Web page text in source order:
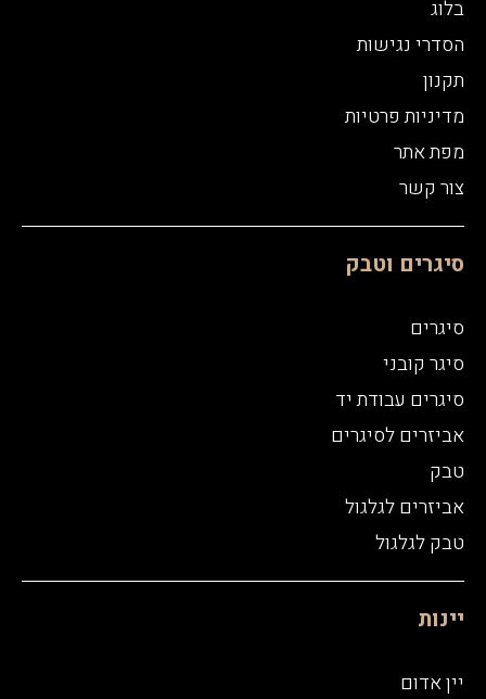
בלוג
הסדרי נגישות
תקנון
מדיניות פרטיות
מפת אתר
צור קשר
סיגרים וטבק
סיגרים
סיגר קובני
סיגרים עבודת יד
אביזרים לסיגרים
טבק
אביזרים לגלגול
טבק לגלגול
יינות
יין אדום